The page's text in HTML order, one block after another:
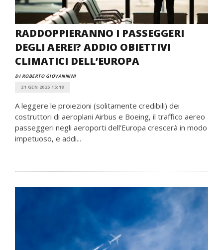
RADDOPPIERANNO I PASSEGGERI
DEGLI AEREI? ADDIO OBIETTIVI
CLIMATICI DELL’EUROPA
DI ROBERTO GIOVANNINI
21 GEN 2025 15:18
A leggere le proiezioni (solitamente credibili) dei
costruttori di aeroplani Airbus e Boeing, il traffico aereo
passeggeri negli aeroporti dell’Europa crescerà in modo
impetuoso, e addi...